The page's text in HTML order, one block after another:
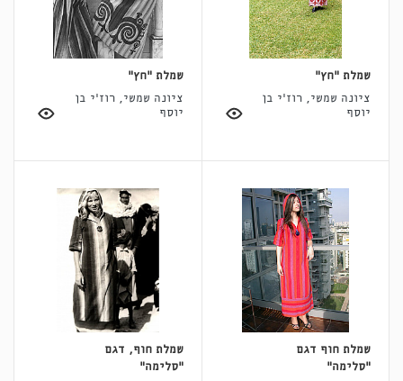
שמלת "חץ"
ציונה שמשי, רוז'י בן
יוסף
שמלת "חץ"
ציונה שמשי, רוז'י בן
יוסף
שמלת חוף דגם
"סלימה"
שמלת חוף, דגם
"סלימה"